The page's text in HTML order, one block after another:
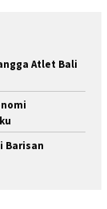
Atlet Bali
Barisan